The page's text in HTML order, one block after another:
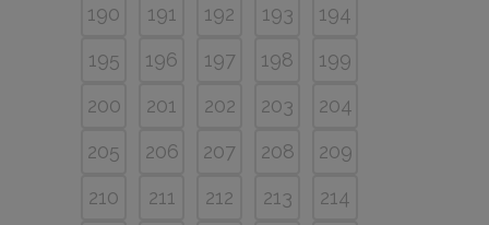
190
191 192 193
194
195
196 197 198
199
200
201 202 203
204
205
206 207 208
209
210
211 212 213
214